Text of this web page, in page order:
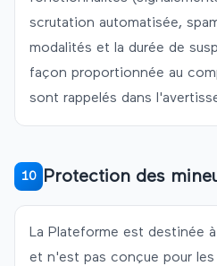
scrutation automatisée,
modalités et la durée de
façon proportionnée au
sont rappelés dans
10 Protection des
La Plateforme est destinée
et n'est pas conçue pour